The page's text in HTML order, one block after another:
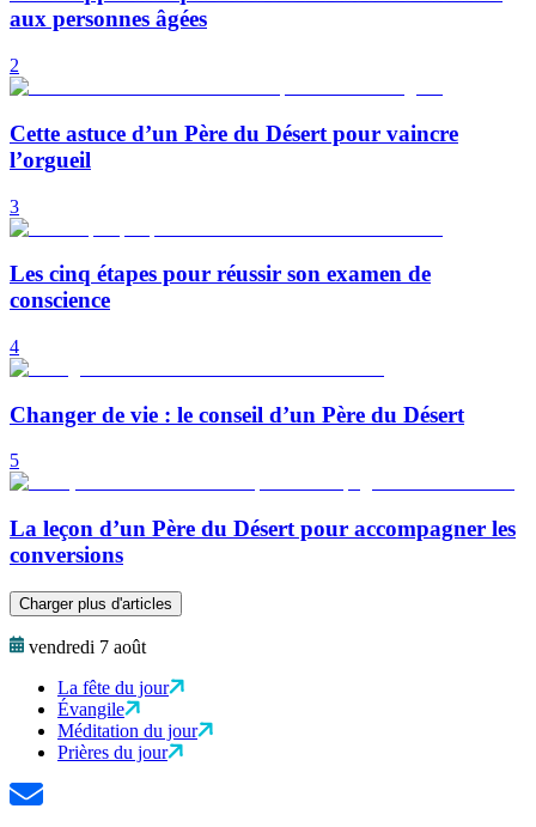
aux personnes âgées
2
Cette astuce d’un Père du Désert pour vaincre
l’orgueil
3
Les cinq étapes pour réussir son examen de
conscience
4
Changer de vie : le conseil d’un Père du Désert
5
La leçon d’un Père du Désert pour accompagner les
conversions
Charger plus d'articles
vendredi 7 août
La fête du jour
Évangile
Méditation du jour
Prières du jour